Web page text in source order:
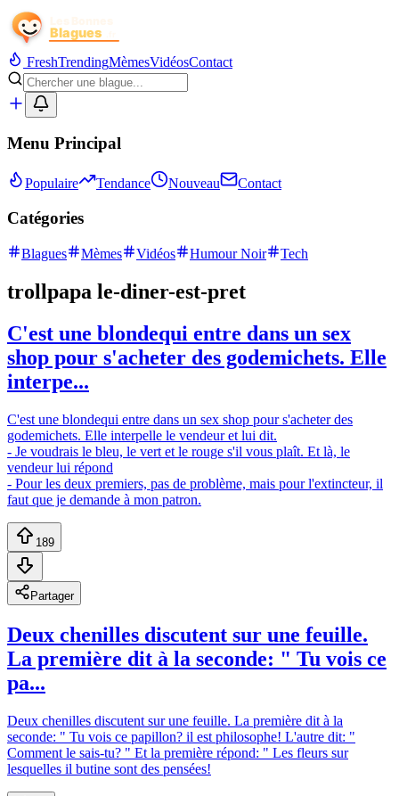
FreshTrendingMèmesVidéosContact
Menu Principal
Populaire Tendance Nouveau Contact
Catégories
Blagues Mèmes Vidéos Humour Noir Tech
trollpapa le-diner-est-pret
C'est une blondequi entre dans un sex
shop pour s'acheter des godemichets. Elle
interpe...
C'est une blondequi entre dans un sex shop pour s'acheter des
godemichets. Elle interpelle le vendeur et lui dit.
- Je voudrais le bleu, le vert et le rouge s'il vous plaît. Et là, le
vendeur lui répond
- Pour les deux premiers, pas de problème, mais pour l'extincteur, il
faut que je demande à mon patron.
189
Partager
Deux chenilles discutent sur une feuille.
La première dit à la seconde: " Tu vois ce
pa...
Deux chenilles discutent sur une feuille. La première dit à la
seconde: " Tu vois ce papillon? il est philosophe! L'autre dit: "
Comment le sais-tu? " Et la première répond: " Les fleurs sur
lesquelles il butine sont des pensées!